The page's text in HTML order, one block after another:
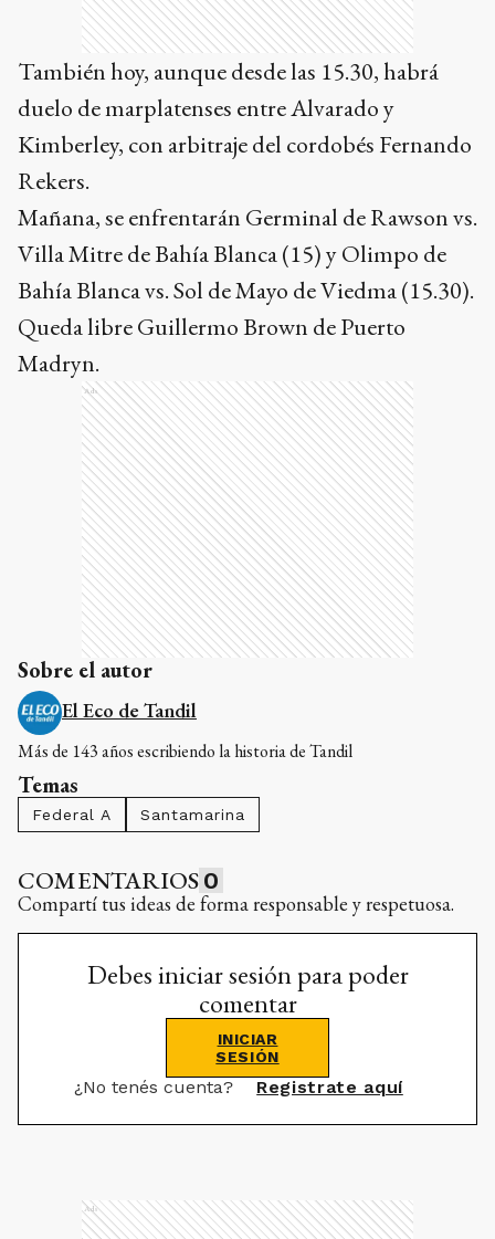
También hoy, aunque desde las 15.30, habrá
duelo de marplatenses entre Alvarado y
Kimberley, con arbitraje del cordobés Fernando
Rekers.
Mañana, se enfrentarán Germinal de Rawson vs.
Villa Mitre de Bahía Blanca (15) y Olimpo de
Bahía Blanca vs. Sol de Mayo de Viedma (15.30).
Queda libre Guillermo Brown de Puerto
Madryn.
Ads
Sobre el autor
El Eco de Tandil
Más de 143 años escribiendo la historia de Tandil
Temas
Federal A Santamarina
COMENTARIOS 0
Compartí tus ideas de forma responsable y respetuosa.
Debes iniciar sesión para poder
comentar
INICIAR
SESIÓN
¿No tenés cuenta? Registrate aquí
Ads